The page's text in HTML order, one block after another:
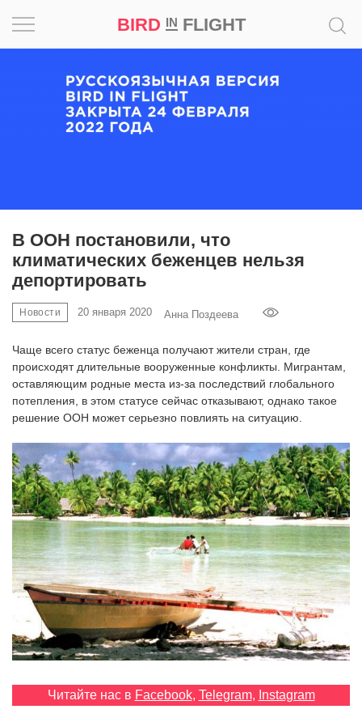
BIRD INFLIGHT
В ООН постановили, что
климатических беженцев нельзя
депортировать
Новости 20 января 2020 Анна Поздеева
Чаще всего статус беженца получают жители стран, где
происходят длительные вооруженные конфликты. Мигрантам,
оставляющим родные места из-за последствий глобального
потепления, в этом статусе сейчас отказывают, однако такое
решение ООН может серьезно повлиять на ситуацию.
Читайте нас в Facebook, Telegram, Instagram